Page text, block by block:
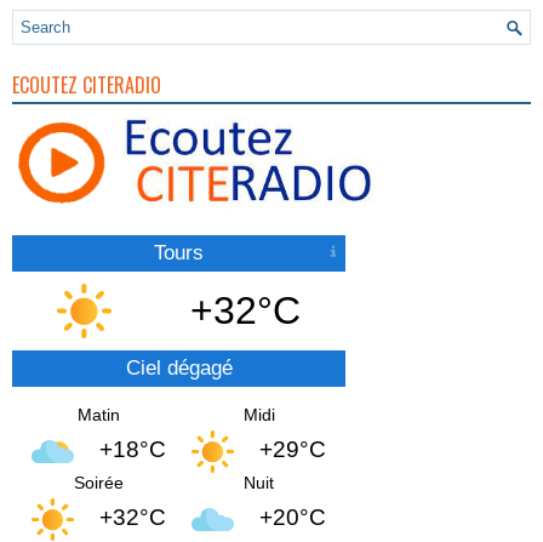
ECOUTEZ CITERADIO
Tours
+32°C
Ciel dégagé
Matin
+18°C
Midi
+29°C
Soirée
+32°C
Nuit
+20°C